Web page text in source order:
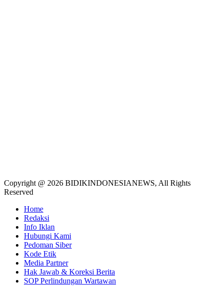
Copyright @ 2026 BIDIKINDONESIANEWS, All Rights
Reserved
Home
Redaksi
Info Iklan
Hubungi Kami
Pedoman Siber
Kode Etik
Media Partner
Hak Jawab & Koreksi Berita
SOP Perlindungan Wartawan